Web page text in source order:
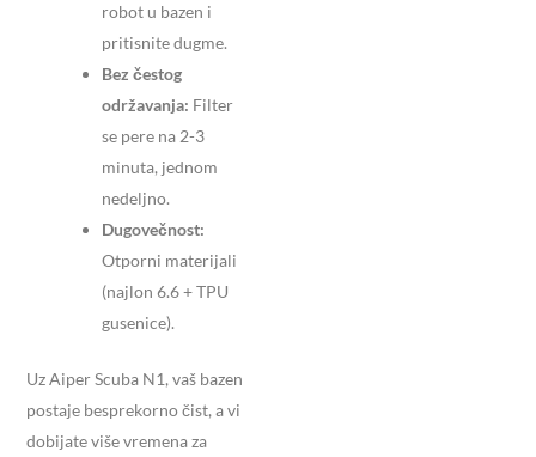
robot u bazen i
pritisnite dugme.
Bez čestog
održavanja: Filter
se pere na 2-3
minuta, jednom
nedeljno.
Dugovečnost:
Otporni materijali
(najlon 6.6 + TPU
gusenice).
Uz Aiper Scuba N1, vaš bazen
postaje besprekorno čist, a vi
dobijate više vremena za